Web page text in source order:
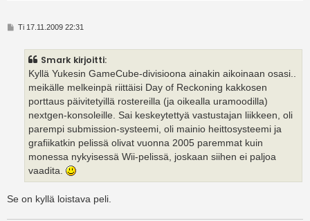
VTi 17.11.2009 22:31
Smark kirjoitti:
Kyllä Yukesin GameCube-divisioona ainakin aikoinaan osasi..
meikälle melkeinpä riittäisi Day of Reckoning kakkosen
porttaus päivitetyillä rostereilla (ja oikealla uramoodilla)
nextgen-konsoleille. Sai keskeytettyä vastustajan liikkeen, oli
parempi submission-systeemi, oli mainio heittosysteemi ja
grafiikatkin pelissä olivat vuonna 2005 paremmat kuin
monessa nykyisessä Wii-pelissä, joskaan siihen ei paljoa
vaadita.
Se on kyllä loistava peli.